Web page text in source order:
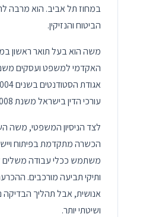
במחוז תל אביב. הוא מרבה
הביטוח והנזיקין.
משה הוא בעל תואר ראשון
עורכי הדין בישראל משנת 2008.
משתמש ככלי עבודה משלים
ותיקי תביעה מורכבים.
אנושית, אבל תהליך הבדיקה
ושיטתי יותר.